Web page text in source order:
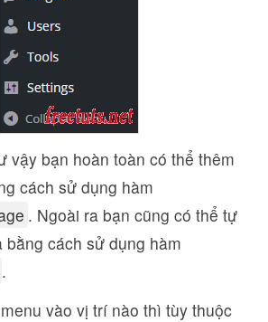
vậy bạn hoàn toàn có thể thêm
cách sử dụng hàm
. Ngoài ra bạn cũng có thể tự
bằng cách sử dụng hàm
.
vào vị trí nào thì tùy thuộc